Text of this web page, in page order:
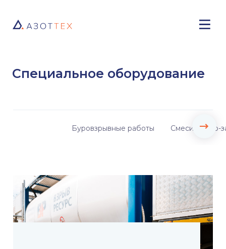
Специальное оборудование
Буровзрывные работы Смесительно-